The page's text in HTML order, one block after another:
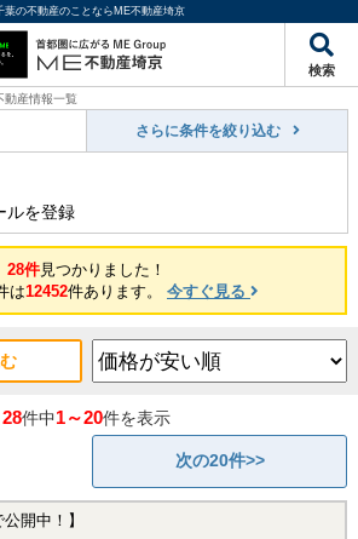
の不動産のことならME不動産埼京
検索
動産情報一覧
さらに条件を絞り込む
ルを登録
28件見つかりました！
は12452件あります。 今すぐ見る
28件中1～20件を表示
次の20件>>
開中！】